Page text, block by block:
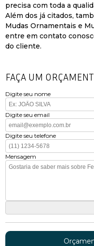
precisa com toda a
Além dos já citados,
Mudas Ornamentais e
entre em contato
do cliente.
FAÇA UM
Digite seu nome
Digite seu email
Digite seu telefone
Mensagem